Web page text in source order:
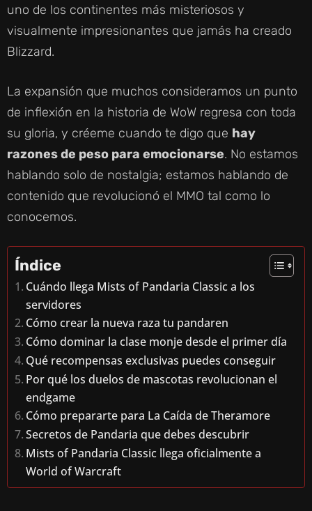
uno de los continentes más misteriosos y
visualmente impresionantes que jamás ha creado
Blizzard.
La expansión que muchos consideramos un punto
de inflexión en la historia de WoW regresa con toda
su gloria, y créeme cuando te digo que hay
razones de peso para emocionarse. No estamos
hablando solo de nostalgia; estamos hablando de
contenido que revolucionó el MMO tal como lo
conocemos.
Índice
Cuándo llega Mists of Pandaria Classic a los
servidores
Cómo crear la nueva raza tu pandaren
Cómo dominar la clase monje desde el primer día
Qué recompensas exclusivas puedes conseguir
Por qué los duelos de mascotas revolucionan el
endgame
Cómo prepararte para La Caída de Theramore
Secretos de Pandaria que debes descubrir
Mists of Pandaria Classic llega oficialmente a
World of Warcraft